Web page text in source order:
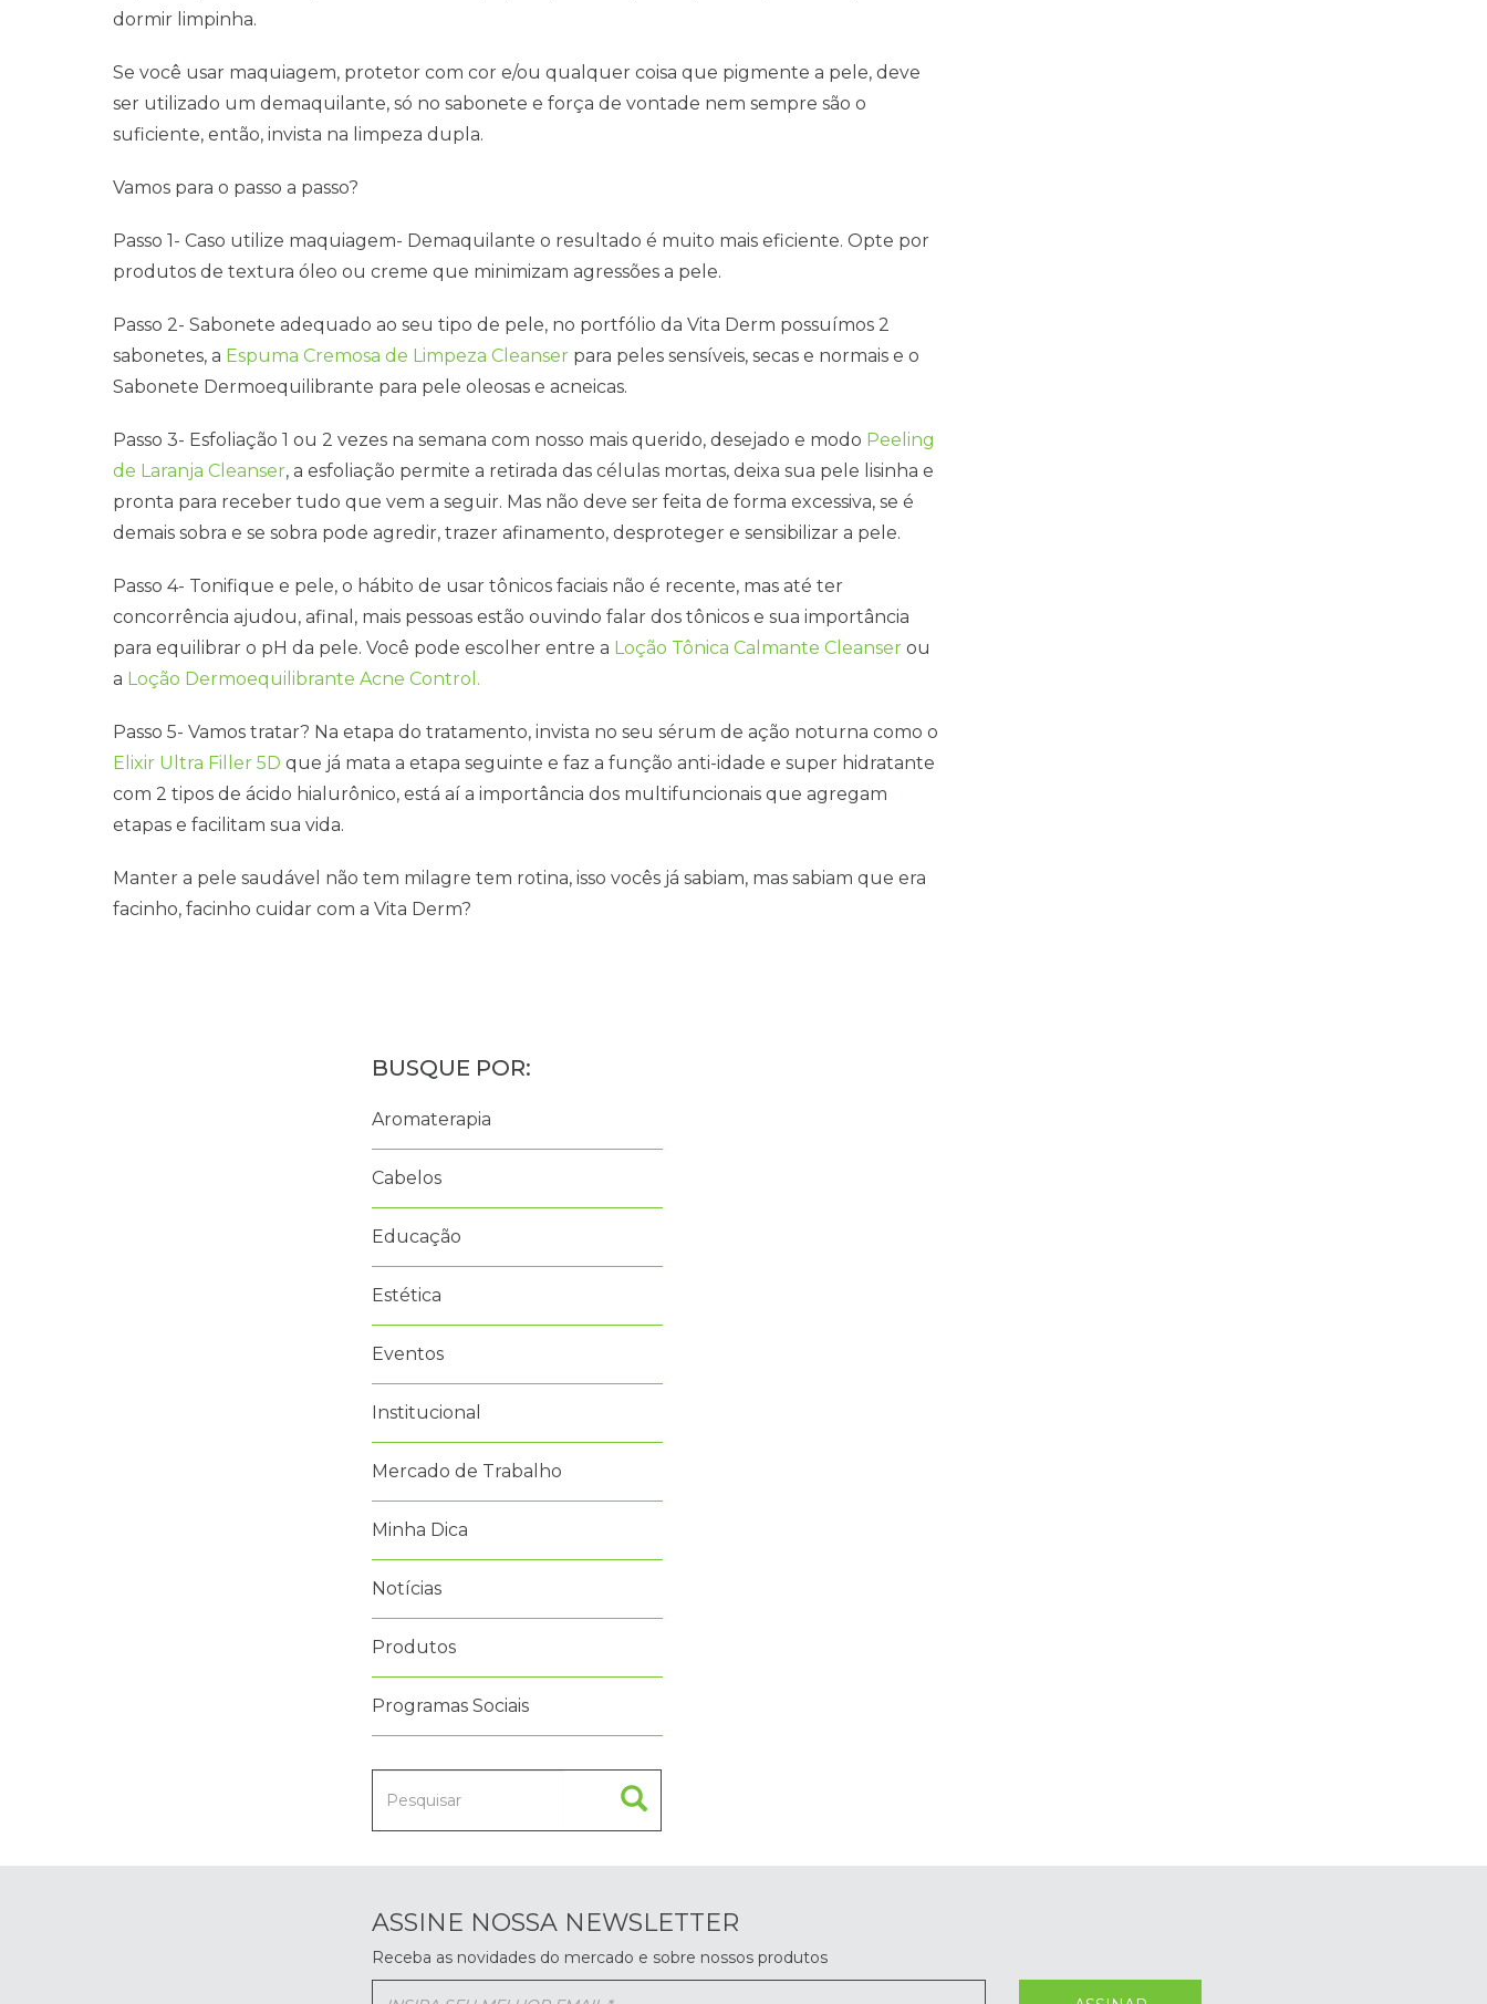
dormir limpinha.
Se você usar maquiagem, protetor com cor e/ou qualquer coisa que pigmente a pele, deve
ser utilizado um demaquilante, só no sabonete e força de vontade nem sempre são o
suficiente, então, invista na limpeza dupla.
Vamos para o passo a passo?
Passo 1- Caso utilize maquiagem- Demaquilante o resultado é muito mais eficiente. Opte por
produtos de textura óleo ou creme que minimizam agressões a pele.
Passo 2- Sabonete adequado ao seu tipo de pele, no portfólio da Vita Derm possuímos 2
sabonetes, a Espuma Cremosa de Limpeza Cleanser para peles sensíveis, secas e normais e o
Sabonete Dermoequilibrante para pele oleosas e acneicas.
Passo 3- Esfoliação 1 ou 2 vezes na semana com nosso mais querido, desejado e modo Peeling
de Laranja Cleanser, a esfoliação permite a retirada das células mortas, deixa sua pele lisinha e
pronta para receber tudo que vem a seguir. Mas não deve ser feita de forma excessiva, se é
demais sobra e se sobra pode agredir, trazer afinamento, desproteger e sensibilizar a pele.
Passo 4- Tonifique e pele, o hábito de usar tônicos faciais não é recente, mas até ter
concorrência ajudou, afinal, mais pessoas estão ouvindo falar dos tônicos e sua importância
para equilibrar o pH da pele. Você pode escolher entre a Loção Tônica Calmante Cleanser ou
a Loção Dermoequilibrante Acne Control.
Passo 5- Vamos tratar? Na etapa do tratamento, invista no seu sérum de ação noturna como o
Elixir Ultra Filler 5D que já mata a etapa seguinte e faz a função anti-idade e super hidratante
com 2 tipos de ácido hialurônico, está aí a importância dos multifuncionais que agregam
etapas e facilitam sua vida.
Manter a pele saudável não tem milagre tem rotina, isso vocês já sabiam, mas sabiam que era
facinho, facinho cuidar com a Vita Derm?
Aromaterapia
Cabelos
Educação
Estética
Eventos
Institucional
Mercado de Trabalho
Minha Dica
Notícias
Produtos
Programas Sociais
ASSINE NOSSA NEWSLETTER
Receba as novidades do mercado e sobre nossos produtos